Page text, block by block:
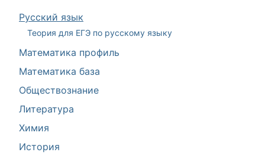
Русский язык
Теория для ЕГЭ по русскому языку
Математика профиль
Математика база
Обществознание
Литература
Химия
История